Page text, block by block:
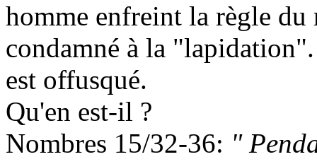
homme enfreint la règle du
condamné à la
est offusqué.
Qu'en est-il ?
Nombres 15/32-36: "